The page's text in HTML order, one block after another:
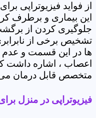
از فواید فیزیوتراپی
این بیماری و برطرف
جلوگیری کردن از
تشخیص برخی از
ها در این قسمت و عدم
اعصاب ، اشاره داشت
متخصص قابل درمان
فیزیوتراپی در منزل